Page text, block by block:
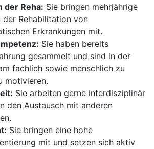
der Reha: Sie bringen mehrjährige
der Rehabilitation von
Erkrankungen mit.
Sie haben bereits
gesammelt und sind in der
fachlich sowie menschlich zu
motivieren.
Sie arbeiten gerne interdisziplinär
den Austausch mit anderen
Sie bringen eine hohe
mit und setzen sich aktiv